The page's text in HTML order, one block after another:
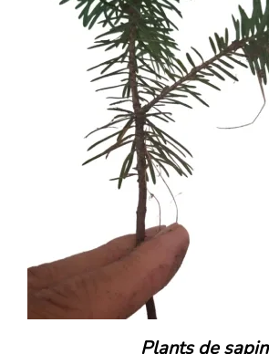
Plants de sapin